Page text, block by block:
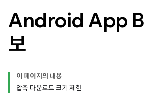
Android App
보
이 페이지의 내용
압축 다운로드 크기 제한